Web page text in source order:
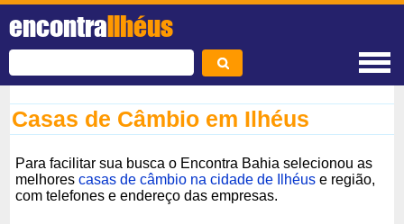
encontraIlhéus
Casas de Câmbio em Ilhéus
Para facilitar sua busca o Encontra Bahia selecionou as
melhorescasas de câmbio na cidade de Ilhéus e região,
com telefones e endereço das empresas.